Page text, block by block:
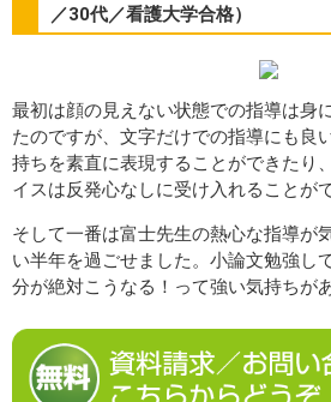
／30代／看護大学合格）
最初は顔の見えない状態での指導は身
たのですが、文字だけでの指導にも良
持ちを素直に表現することができたり
イスは反発心なしに受け入れることが
そして一番は富士先生の熱心な指導が
い半年を過ごせました。小論文勉強し
分が絶対こうなる！って強い気持ちが